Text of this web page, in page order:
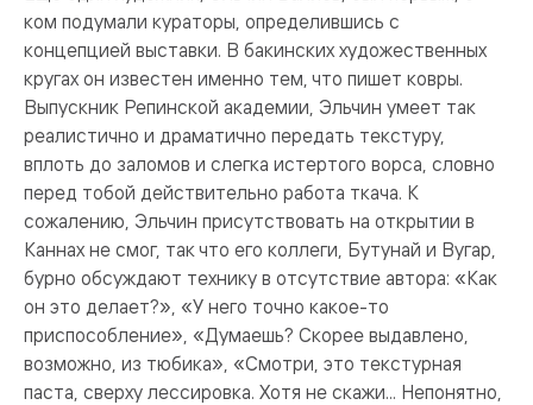
ком подумали кураторы, определившись с
концепцией выставки. В бакинских художественных
кругах он известен именно тем, что пишет ковры.
Выпускник Репинской академии, Эльчин умеет так
реалистично и драматично передать текстуру,
вплоть до заломов и слегка истертого ворса, словно
перед тобой действительно работа ткача. К
сожалению, Эльчин присутствовать на открытии в
Каннах не смог, так что его коллеги, Бутунай и Вугар,
бурно обсуждают технику в отсутствие автора: «Как
он это делает?», «У него точно какое-то
приспособление», «Думаешь? Скорее выдавлено,
возможно, из тюбика», «Смотри, это текстурная
паста, сверху лессировка. Хотя не скажи... Непонятно,